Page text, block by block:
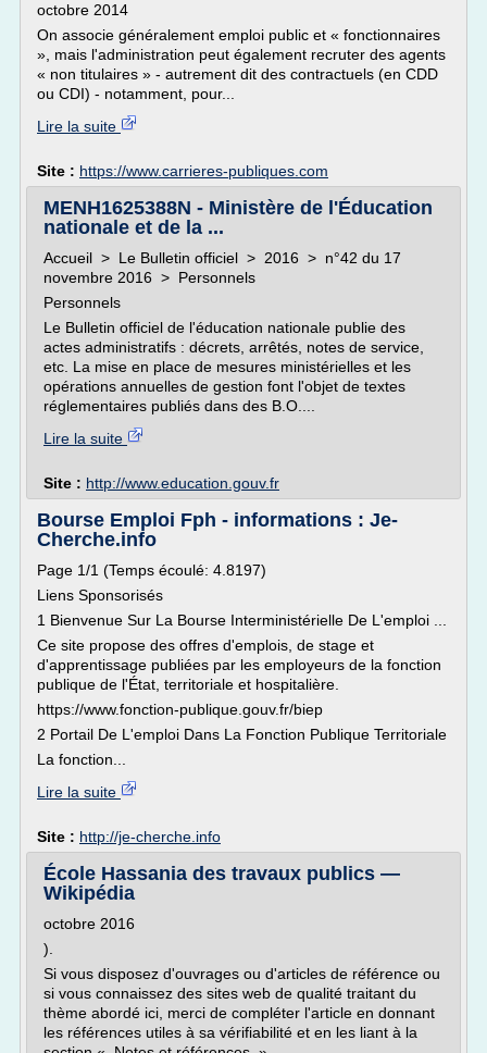
octobre 2014
On associe généralement emploi public et « fonctionnaires
», mais l'administration peut également recruter des agents
« non titulaires » - autrement dit des contractuels (en CDD
ou CDI) - notamment, pour...
Lire la suite
Site : https://www.carrieres-publiques.com
MENH1625388N - Ministère de l'Éducation
nationale et de la ...
Accueil > Le Bulletin officiel > 2016 > n°42 du 17
novembre 2016 > Personnels
Personnels
Le Bulletin officiel de l'éducation nationale publie des
actes administratifs : décrets, arrêtés, notes de service,
etc. La mise en place de mesures ministérielles et les
opérations annuelles de gestion font l'objet de textes
réglementaires publiés dans des B.O....
Lire la suite
Site : http://www.education.gouv.fr
Bourse Emploi Fph - informations : Je-
Cherche.info
Page 1/1 (Temps écoulé: 4.8197)
Liens Sponsorisés
1 Bienvenue Sur La Bourse Interministérielle De L'emploi ...
Ce site propose des offres d'emplois, de stage et
d'apprentissage publiées par les employeurs de la fonction
publique de l'État, territoriale et hospitalière.
https://www.fonction-publique.gouv.fr/biep
2 Portail De L'emploi Dans La Fonction Publique Territoriale
La fonction...
Lire la suite
Site : http://je-cherche.info
École Hassania des travaux publics —
Wikipédia
octobre 2016
).
Si vous disposez d'ouvrages ou d'articles de référence ou
si vous connaissez des sites web de qualité traitant du
thème abordé ici, merci de compléter l'article en donnant
les références utiles à sa vérifiabilité et en les liant à la